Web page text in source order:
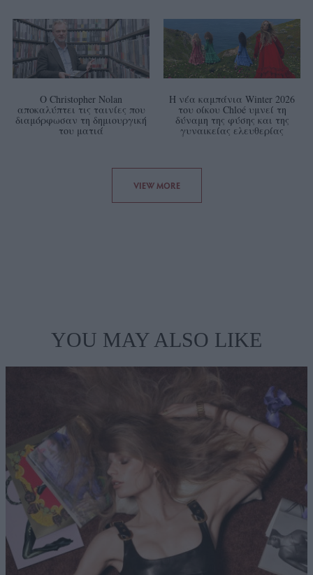
Ο Christopher Nolan
αποκαλύπτει τις ταινίες που
διαμόρφωσαν τη δημιουργική
του ματιά
Η νέα καμπάνια Winter 2026
του οίκου Chloé υμνεί τη
δύναμη της φύσης και της
γυναικείας ελευθερίας
VIEW MORE
YOU MAY ALSO LIKE